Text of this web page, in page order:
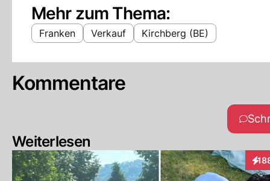
Mehr zum Thema:
Franken Verkauf Kirchberg (BE)
Kommentare
Weiterlesen